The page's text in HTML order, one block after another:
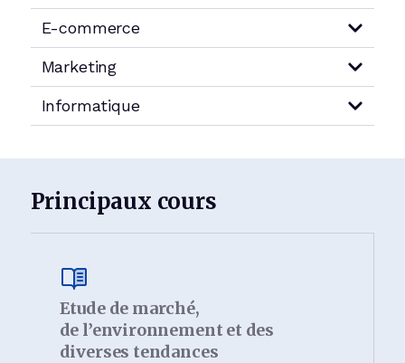
E-commerce
Marketing
Informatique
Principaux cours
Etude de marché,
de l’environnement et des
diverses tendances